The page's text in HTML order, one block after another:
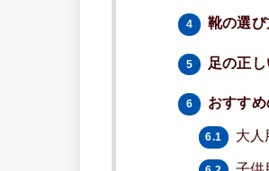
4 靴の選
5 足の正
6 おすす
6.1 大人